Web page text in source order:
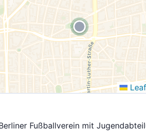
Fußballverein mit